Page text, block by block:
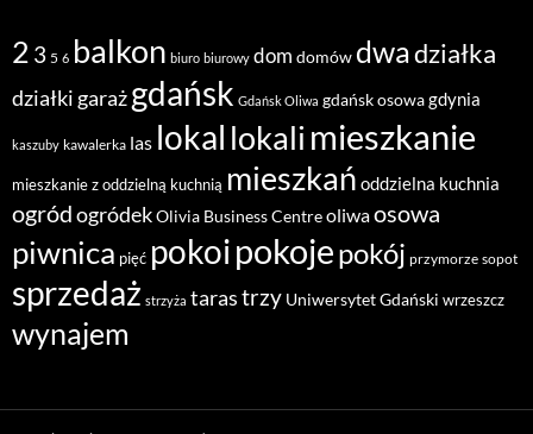
2 3 5 6 balkon biuro biurowy dom domów dwadziałka
działki garażgdańsk Gdańsk Oliwa gdańsk osowagdynia
kaszuby kawalerka las lokal lokalimieszkanie
mieszkanie z oddzielną kuchnią mieszkań oddzielna kuchnia
ogródogródekOlivia Business Centreoliwaosowa
piwnica pięć pokoipokojepokój przymorze sopot
sprzedaż strzyża tarastrzy Uniwersytet Gdański wrzeszcz
wynajem